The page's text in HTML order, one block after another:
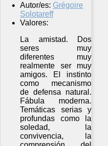
Autor/es: Grégoire
Solotareff
Valores:
La amistad. Dos
seres muy
diferentes muy
realmente ser muy
amigos. El instinto
como mecanismo
de defensa natural.
Fábula moderna.
Temáticas serias y
profundas como la
soledad, la
convivencia, la